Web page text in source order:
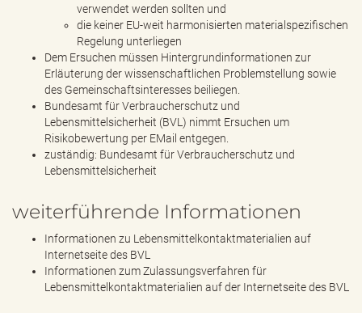
verwendet werden sollten und
die keiner EU-weit harmonisierten materialspezifischen
Regelung unterliegen
Dem Ersuchen müssen Hintergrundinformationen zur
Erläuterung der wissenschaftlichen Problemstellung sowie
des Gemeinschaftsinteresses beiliegen.
Bundesamt für Verbraucherschutz und
Lebensmittelsicherheit (BVL) nimmt Ersuchen um
Risikobewertung per EMail entgegen.
zuständig: Bundesamt für Verbraucherschutz und
Lebensmittelsicherheit
weiterführende Informationen
Informationen zu Lebensmittelkontaktmaterialien auf
Internetseite des BVL
Informationen zum Zulassungsverfahren für
Lebensmittelkontaktmaterialien auf der Internetseite des BVL